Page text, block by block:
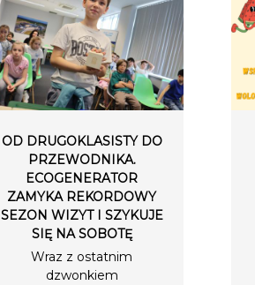
OD DRUGOKLASISTY DO
PRZEWODNIKA.
ECOGENERATOR
ZAMYKA REKORDOWY
SEZON WIZYT I SZYKUJE
SIĘ NA SOBOTĘ
Wraz z ostatnim
dzwonkiem